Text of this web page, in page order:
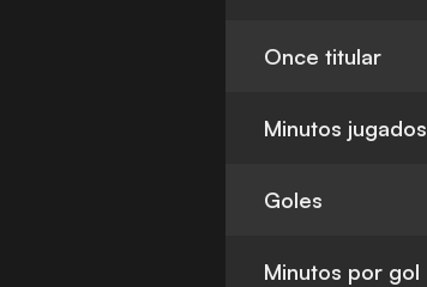
Once titular
Minutos jugados
Goles
Minutos por gol